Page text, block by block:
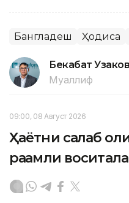
Бангладеш Ҳодиса
Бекабат Узаков
Муаллиф
09:00, 08 Август 2026
Ҳаётни сақлаб
рақамли